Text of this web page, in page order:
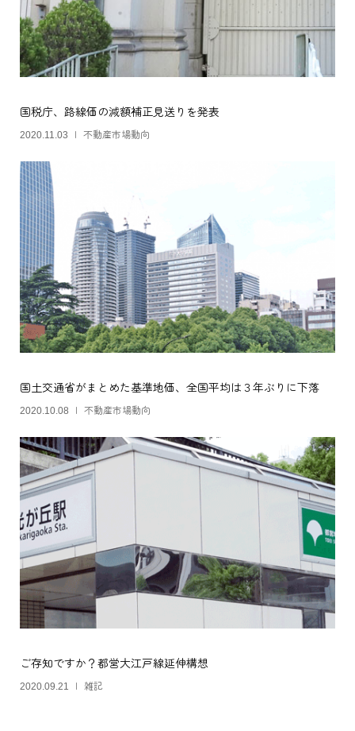
国税庁、路線価の減額補正見送りを発表
2020.11.03 不動産市場動向
国土交通省がまとめた基準地価、全国平均は３年ぶりに下落
2020.10.08 不動産市場動向
ご存知ですか？都営大江戸線延伸構想
2020.09.21 雑記